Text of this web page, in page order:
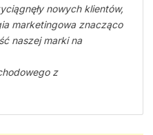
nowych klientów,
marketingowa znacząco
naszej marki na
z